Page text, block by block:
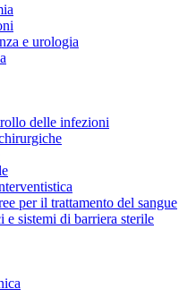
al nostro Customer Care,
del Gruppo B. Braun. Visita
e urologia
delle infezioni
per il trattamento del sangue
e sistemi di barriera sterile